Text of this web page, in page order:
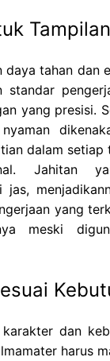
daya tahan dan
standar
yang presisi.
dalam
Jahitan
jas,
yang
meski
dan
harus